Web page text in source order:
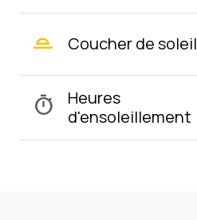
wb_twilight_2 Coucher de soleil
timer
Heures
d'ensoleillement